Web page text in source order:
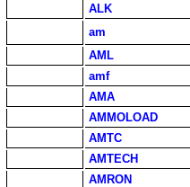
ALK
am
AML
amf
AMA
AMMOLOAD
AMTC
AMTECH
AMRON